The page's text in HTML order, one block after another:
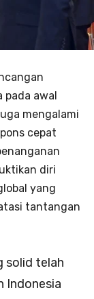
pada awal
mengalami
cepat
diri
yang
tantangan
solid telah
Indonesia